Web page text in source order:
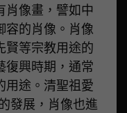
肖像畫，譬如中
容的肖像。肖像
賢等宗教用途的
復興時期，通常
用途。清聖祖愛
發展，肖像也進